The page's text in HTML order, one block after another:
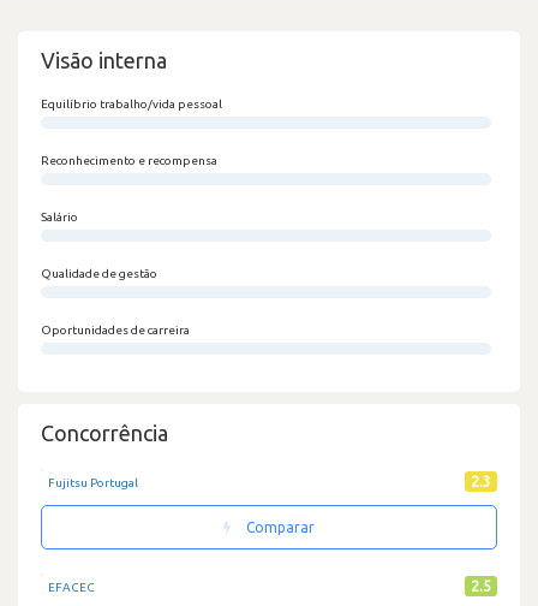
Visão interna
Equilíbrio trabalho/vida pessoal
Reconhecimento e recompensa
Salário
Qualidade de gestão
Oportunidades de carreira
Concorrência
Fujitsu Portugal 2.3
Comparar
EFACEC 2.5